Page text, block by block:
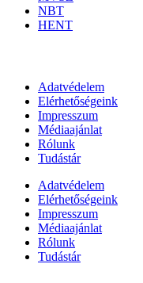
NBT
HENT
Adatvédelem
Elérhetőségeink
Impresszum
Médiaajánlat
Rólunk
Tudástár
Adatvédelem
Elérhetőségeink
Impresszum
Médiaajánlat
Rólunk
Tudástár